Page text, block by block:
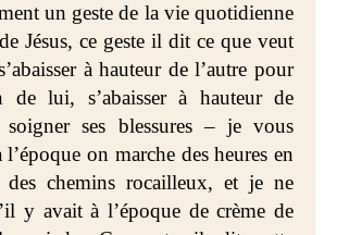
un geste de la vie quotidienne
Jésus, ce geste il dit ce que veut
à hauteur de l’autre pour
de lui, s’abaisser à hauteur de
soigner ses blessures – je vous
l’époque on marche des heures en
des chemins rocailleux, et je ne
y avait à l’époque de crème de